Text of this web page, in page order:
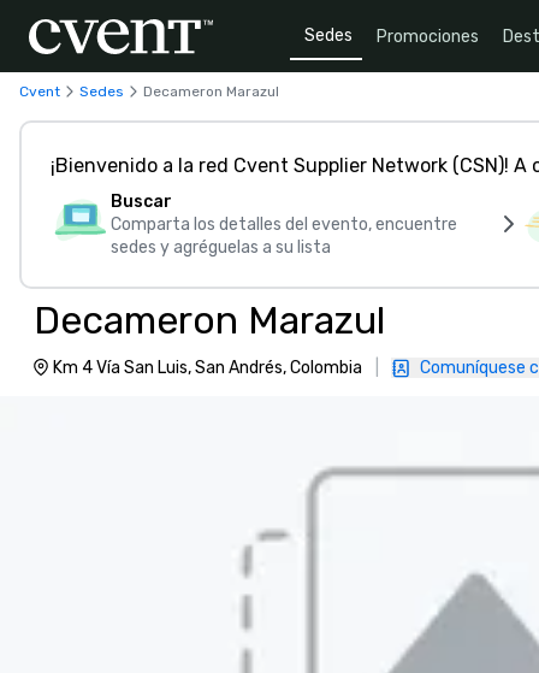
Sedes Promociones
Cvent Sedes Decameron Marazul
¡Bienvenido a la red Cvent Supplier Network (CSN)!
Buscar
Comparta los detalles del evento, encuentre
sedes y agréguelas a su lista
Decameron Marazul
Km 4 Vía San Luis, San Andrés, Colombia Comuníquese